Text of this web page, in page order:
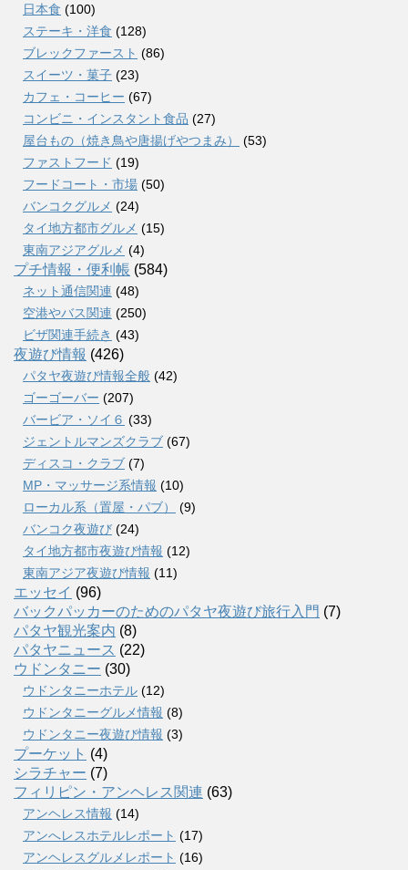
日本食 (100)
ステーキ・洋食 (128)
ブレックファースト (86)
スイーツ・菓子 (23)
カフェ・コーヒー (67)
コンビニ・インスタント食品 (27)
屋台もの（焼き鳥や唐揚げやつまみ）
(53)
ファストフード (19)
フードコート・市場 (50)
バンコクグルメ (24)
タイ地方都市グルメ (15)
東南アジアグルメ (4)
プチ情報・便利帳 (584)
ネット通信関連 (48)
空港やバス関連 (250)
ビザ関連手続き (43)
夜遊び情報 (426)
パタヤ夜遊び情報全般 (42)
ゴーゴーバー (207)
バービア・ソイ６ (33)
ジェントルマンズクラブ (67)
ディスコ・クラブ (7)
MP・マッサージ系情報 (10)
ローカル系（置屋・パブ）
(9)
バンコク夜遊び (24)
タイ地方都市夜遊び情報 (12)
東南アジア夜遊び情報 (11)
エッセイ (96)
バックパッカーのためのパタヤ夜遊び旅行入門 (7)
パタヤ観光案内 (8)
パタヤニュース (22)
ウドンタニー (30)
ウドンタニーホテル (12)
ウドンタニーグルメ情報 (8)
ウドンタニー夜遊び情報 (3)
プーケット (4)
シラチャー (7)
フィリピン・アンヘレス関連 (63)
アンヘレス情報 (14)
アンへレスホテルレポート (17)
アンヘレスグルメレポート (16)